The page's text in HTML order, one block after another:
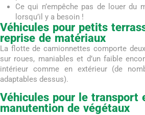
Ce qui n’empêche pas de louer du
lorsqu’il y a besoin !
Véhicules pour petits
reprise de matériaux
La flotte de camionnettes comporte
sur roues, maniables et d’un faible
intérieur comme en extérieur (de
adaptables dessus).
Véhicules pour le transport
manutention de végétaux